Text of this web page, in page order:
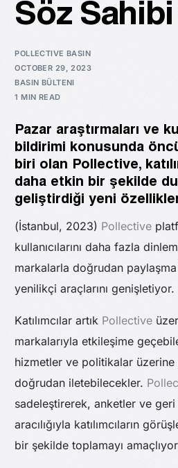
Söz
POLLECTIVE BASIN
OCTOBER 29, 2023
BASIN BÜLTENI
1 MIN READ
Pazar araştırmaları ve
bildirimi konusunda
biri olan Pollective,
daha etkin bir şekilde
geliştirdiği yeni
(İstanbul, 2023) Pollective
kullanıcılarını daha fazla
markalarla doğrudan paylaşma
yenilikçi araçlarını genişletiyor.
Katılımcılar artık Pollective
markalarıyla etkileşime
hizmetler ve politikalar üzerine
doğrudan iletebilecekler.
sadeleştirerek, anketler ve
aracılığıyla katılımcıların
bir şekilde toplamayı